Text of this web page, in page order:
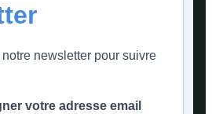
notre newsletter pour suivre
votre adresse email